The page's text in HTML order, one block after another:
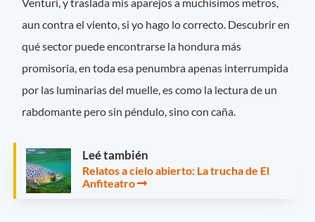
aun contra el viento, si yo hago lo correcto. Descubrir en
qué sector puede encontrarse la hondura más
promisoria, en toda esa penumbra apenas interrumpida
por las luminarias del muelle, es como la lectura de un
rabdomante pero sin péndulo, sino con caña.
Leé también
Relatos a cielo abierto: La trucha de El
Anfiteatro